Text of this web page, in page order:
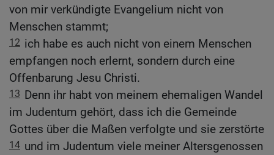
von mir verkündigte Evangelium nicht von
Menschen stammt;
12 ich habe es auch nicht von einem Menschen
empfangen noch erlernt, sondern durch eine
Offenbarung Jesu Christi.
13 Denn ihr habt von meinem ehemaligen Wandel
im Judentum gehört, dass ich die Gemeinde
Gottes über die Maßen verfolgte und sie zerstörte
14 und im Judentum viele meiner Altersgenossen